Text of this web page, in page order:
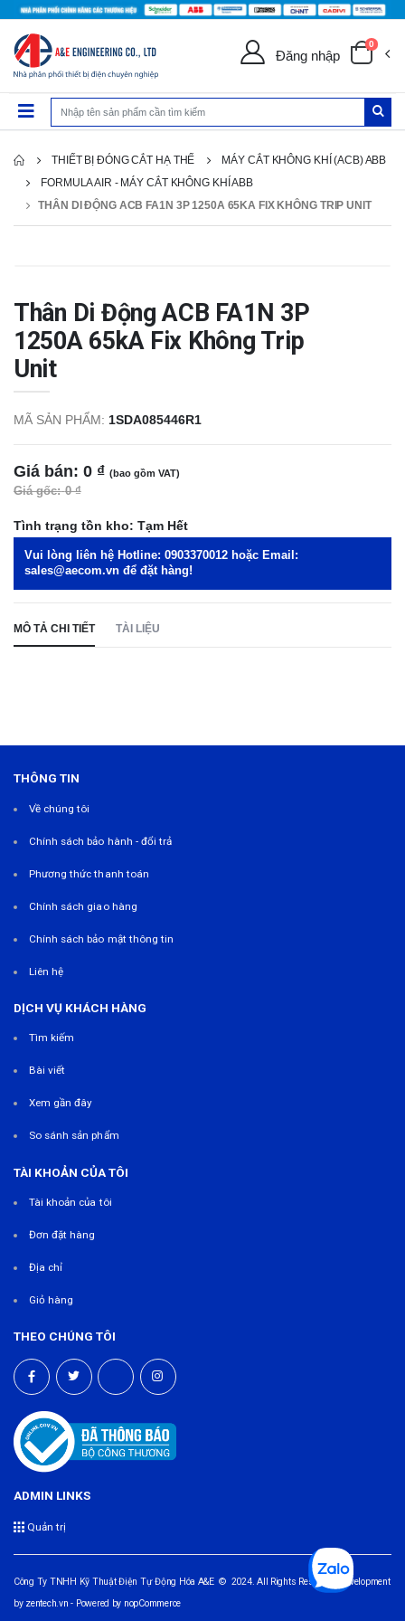
Đăng nhập
0
THIẾT BỊ ĐÓNG CẮT HẠ THẾ
MÁY CẮT KHÔNG KHÍ (ACB) ABB
FORMULA AIR - MÁY CẮT KHÔNG KHÍ ABB
THÂN DI ĐỘNG ACB FA1N 3P 1250A 65KA FIX KHÔNG TRIP UNIT
Thân Di Động ACB FA1N 3P
1250A 65kA Fix Không Trip
Unit
MÃ SẢN PHẨM: 1SDA085446R1
Giá bán: 0 ₫ (bao gồm VAT)
Giá gốc: 0 ₫
Tình trạng tồn kho: Tạm Hết
Vui lòng liên hệ Hotline: 0903370012 hoặc Email:
sales@aecom.vn để đặt hàng!
MÔ TẢ CHI TIẾT TÀI LIỆU
THÔNG TIN
Về chúng tôi
Chính sách bảo hành - đổi trả
Phương thức thanh toán
Chính sách giao hàng
Chính sách bảo mật thông tin
Liên hệ
DỊCH VỤ KHÁCH HÀNG
Tìm kiếm
Bài viết
Xem gần đây
So sánh sản phẩm
TÀI KHOẢN CỦA TÔI
Tài khoản của tôi
Đơn đặt hàng
Địa chỉ
Giỏ hàng
THEO CHÚNG TÔI
ADMIN LINKS
Quản trị
Công Ty TNHH Kỹ Thuật Điện Tự Động Hóa A&E © 2024. All Rights Reserved. Development
by zentech.vn - Powered by nopCommerce